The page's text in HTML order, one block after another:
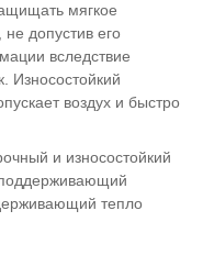
мягкое
допустив его
вследствие
Износостойкий
воздух и быстро
и износостойкий
тепло